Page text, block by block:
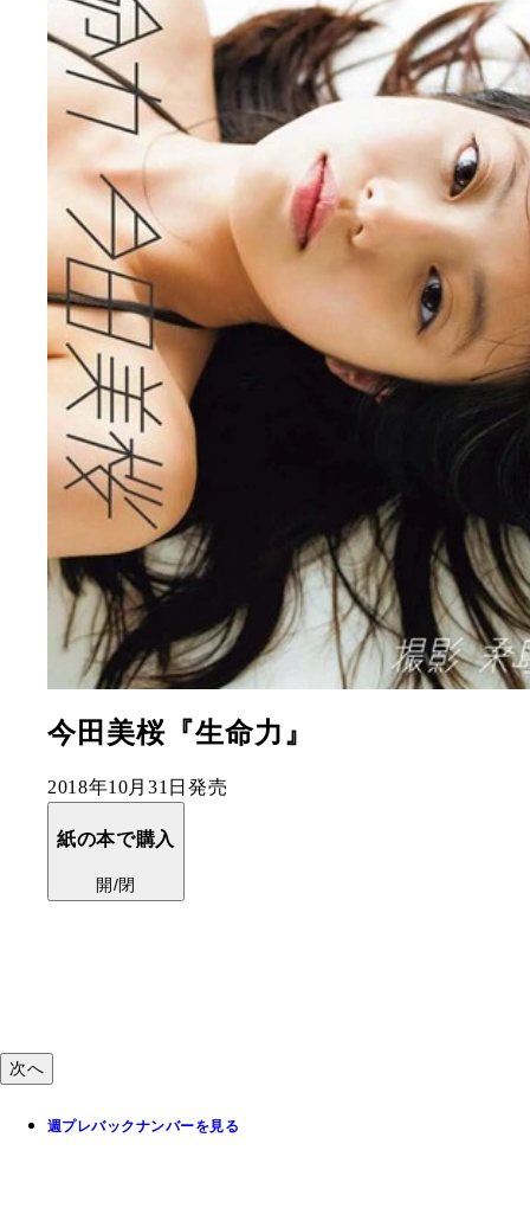
今田美桜『生命力』
2018年10月31日発売
紙の本で購入
開/閉
次へ
週プレバックナンバーを見る